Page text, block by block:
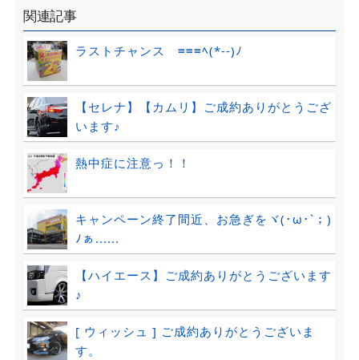
関連記事
ラストチャンス ≡≡≡ﾍ(*--)ﾉ
【セレナ】【カムリ】ご成約ありがとうござ
います♪
熱中症に注意っ！！
キャンペーン終了間近、お急ぎをヾ(･ω･`；)
ﾉぁ......
【ハイエース】ご成約ありがとうございます
♪
[ ウィッシュ ] ご成約ありがとうございま
す。